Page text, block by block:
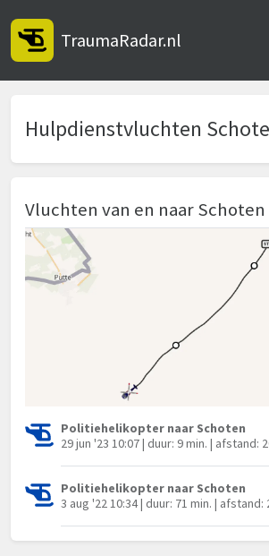
TraumaRadar.nl
Hulpdienstvluchten
Vluchten van en naar Schoten
Politiehelikopter naar Schoten
29 jun '23 10:07 | duur: 9 min. | afstand:
Politiehelikopter naar Schoten
3 aug '22 10:34 | duur: 71 min. | afstand: